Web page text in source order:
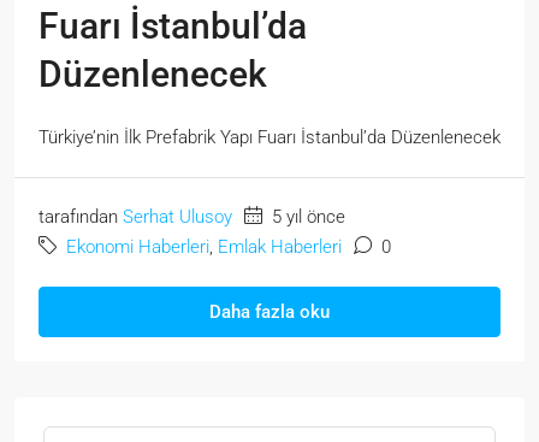
Fuarı İstanbul’da
Düzenlenecek
Türkiye’nin İlk Prefabrik Yapı Fuarı İstanbul’da Düzenlenecek
tarafından Serhat Ulusoy
5 yıl önce
Ekonomi Haberleri, Emlak Haberleri 0
Daha fazla oku